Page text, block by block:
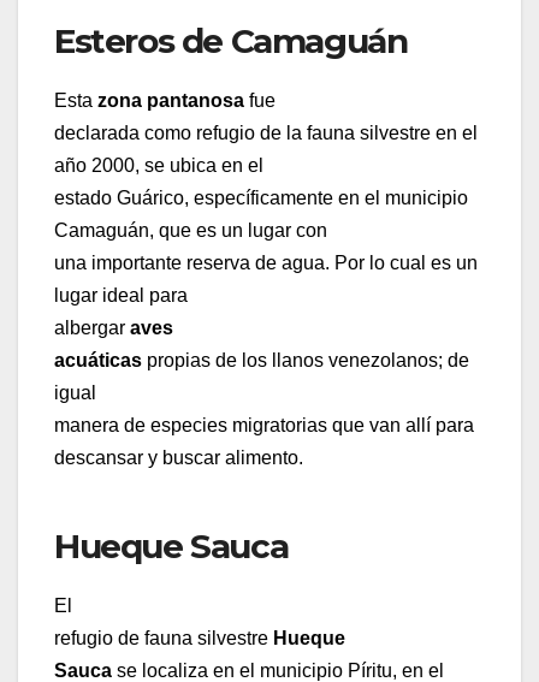
Esteros de Camaguán
Esta zona pantanosa fue
declarada como refugio de la fauna silvestre en el
año 2000, se ubica en el
estado Guárico, específicamente en el municipio
Camaguán, que es un lugar con
una importante reserva de agua. Por lo cual es un
lugar ideal para
albergar aves
acuáticas propias de los llanos venezolanos; de
igual
manera de especies migratorias que van allí para
descansar y buscar alimento.
Hueque Sauca
El
refugio de fauna silvestre Hueque
Sauca se localiza en el municipio Píritu, en el